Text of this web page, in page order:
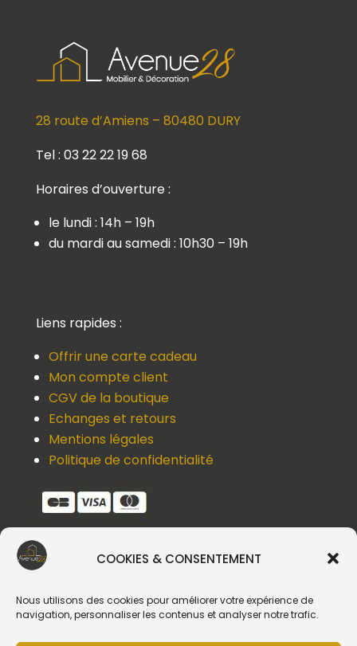
COOKIES & CONSENTEMENT
Nous utilisons des cookies pour améliorer votre expérience de
navigation, personnaliser les contenus et analyser notre trafic.
28 route d’Amiens – 80480 DURY
Tel : 03 22 22 19 68
Horaires d’ouverture :
le lundi : 14h – 19h
du mardi au samedi : 10h30 – 19h
Liens rapides :
Offrir une carte cadeau
Mon compte client
CGV de la boutique
Echanges et retours
Mentions légales
Politique de confidentialité
Une question, un devis, un souci ?
Contactez-nous !
Suivez-nous